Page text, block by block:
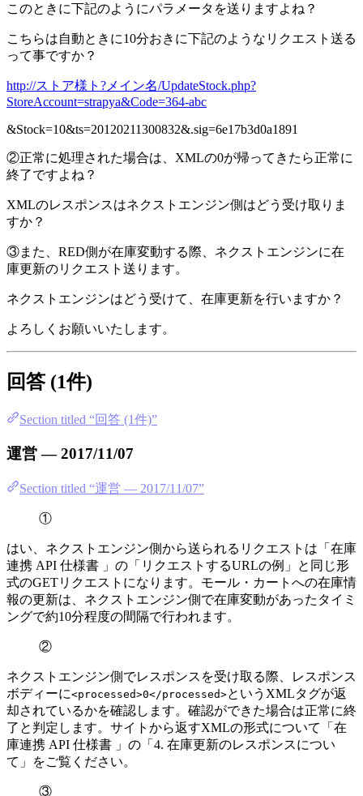
このときに下記のようにパラメータを送りますよね？
こちらは自動ときに10分おきに下記のようなリクエスト送る
って事ですか？
http://ストア様ト?メイン名/UpdateStock.php?
StoreAccount=strapya&Code=364-abc
&Stock=10&ts=20120211300832&.sig=6e17b3d0a1891
②正常に処理された場合は、XMLの0が帰ってきたら正常に
終了ですよね？
XMLのレスポンスはネクストエンジン側はどう受け取りま
すか？
③また、RED側が在庫変動する際、ネクストエンジンに在
庫更新のリクエスト送ります。
ネクストエンジンはどう受けて、在庫更新を行いますか？
よろしくお願いいたします。
回答 (1件)
Section titled “回答 (1件)”
運営 — 2017/11/07
Section titled “運営 — 2017/11/07”
①
はい、ネクストエンジン側から送られるリクエストは「在庫
連携 API 仕様書 」の「リクエストするURLの例」と同じ形
式のGETリクエストになります。モール・カートへの在庫情
報の更新は、ネクストエンジン側で在庫変動があったタイミ
ングで約10分程度の間隔で行われます。
②
ネクストエンジン側でレスポンスを受け取る際、レスポンス
ボディーに<processed>0</processed>というXMLタグが返
却されているかを確認します。確認ができた場合は正常に終
了と判定します。サイトから返すXMLの形式について「在
庫連携 API 仕様書 」の「4. 在庫更新のレスポンスについ
て」をご覧ください。
③